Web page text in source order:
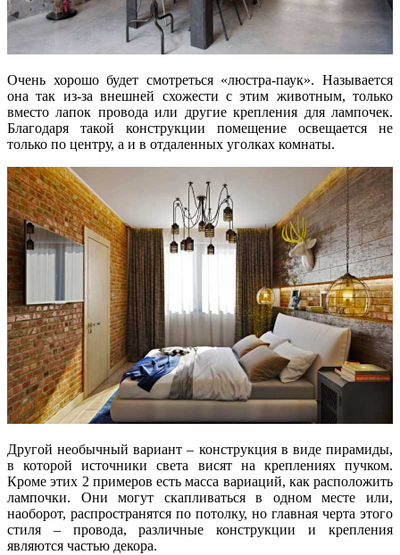
Очень хорошо будет смотреться «люстра-паук». Называется
она так из-за внешней схожести с этим животным, только
вместо лапок провода или другие крепления для лампочек.
Благодаря такой конструкции помещение освещается не
только по центру, а и в отдаленных уголках комнаты.
Другой необычный вариант – конструкция в виде пирамиды,
в которой источники света висят на креплениях пучком.
Кроме этих 2 примеров есть масса вариаций, как расположить
лампочки. Они могут скапливаться в одном месте или,
наоборот, распространятся по потолку, но главная черта этого
стиля – провода, различные конструкции и крепления
являются частью декора.